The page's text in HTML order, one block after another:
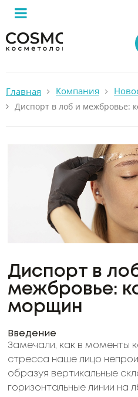
Главная Компания
Диспорт в лоб и межбровье:
Диспорт в
межбровье:
морщин
Введение
Замечали, как в моменты
стресса наше лицо
образуя вертикальные
горизонтальные линии на